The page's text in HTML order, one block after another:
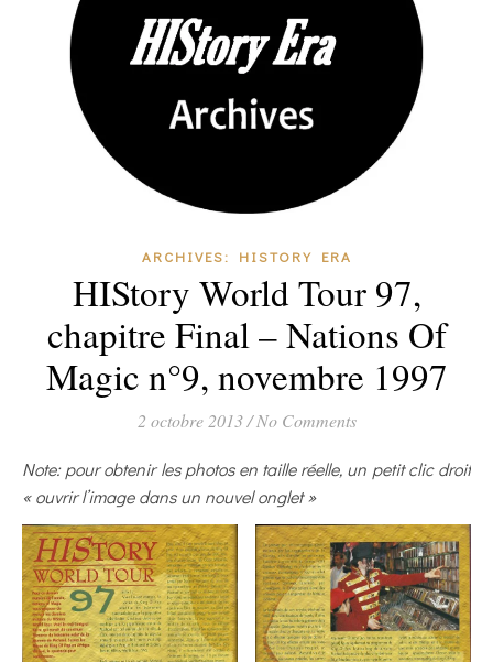
ARCHIVES: HISTORY ERA
HIStory World Tour 97,
chapitre Final – Nations Of
Magic n°9, novembre 1997
2 octobre 2013 / No Comments
Note: pour obtenir les photos en taille réelle, un petit clic droit
« ouvrir l’image dans un nouvel onglet »